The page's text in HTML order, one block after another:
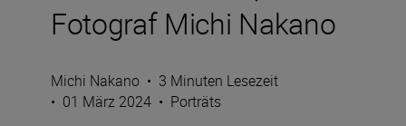
Fotograf Michi Nakano
Michi Nakano • 3 Minuten Lesezeit
• 01 März 2024 • Porträts